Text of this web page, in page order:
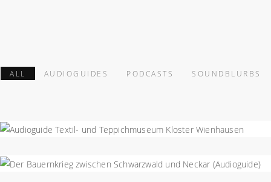
ALL AUDIOGUIDES PODCASTS SOUNDBLURBS